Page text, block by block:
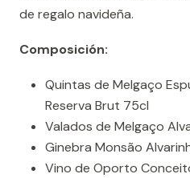
de regalo navideña.
Composición:
Quintas de Melgaço
Reserva Brut 75cl
Valados de Melgaço
Ginebra Monsão
Vino de Oporto